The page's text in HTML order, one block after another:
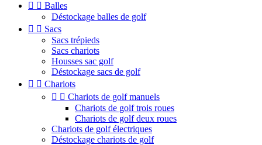
  Balles
Déstockage balles de golf
  Sacs
Sacs trépieds
Sacs chariots
Housses sac golf
Déstockage sacs de golf
  Chariots
  Chariots de golf manuels
Chariots de golf trois roues
Chariots de golf deux roues
Chariots de golf électriques
Déstockage chariots de golf